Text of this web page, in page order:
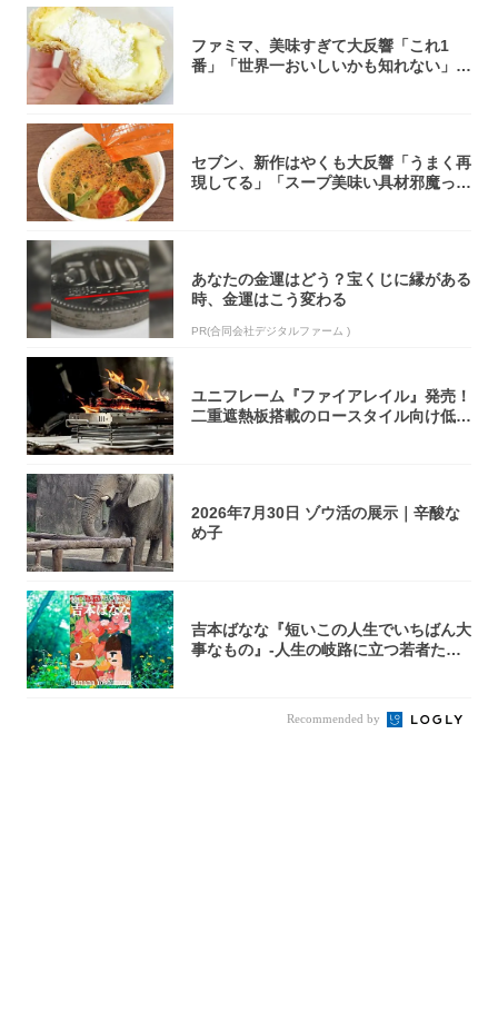
ファミマ、美味すぎて大反響「これ1
番」「世界一おいしいかも知れない」
セブン、新作はやくも大反響「うまく再
現してる」「スープ美味い具材邪魔って
あなたの金運はどう？宝くじに縁がある
時、金運はこう変わる
PR(合同会社デジタルファーム )
ユニフレーム『ファイアレイル』発売！
二重遮熱板搭載のロースタイル向け低型
2026年7月30日 ゾウ活の展示｜辛酸な
め子
吉本ばなな『短いこの人生でいちばん大
事なもの』-人生の岐路に立つ若者たち
Recommended by